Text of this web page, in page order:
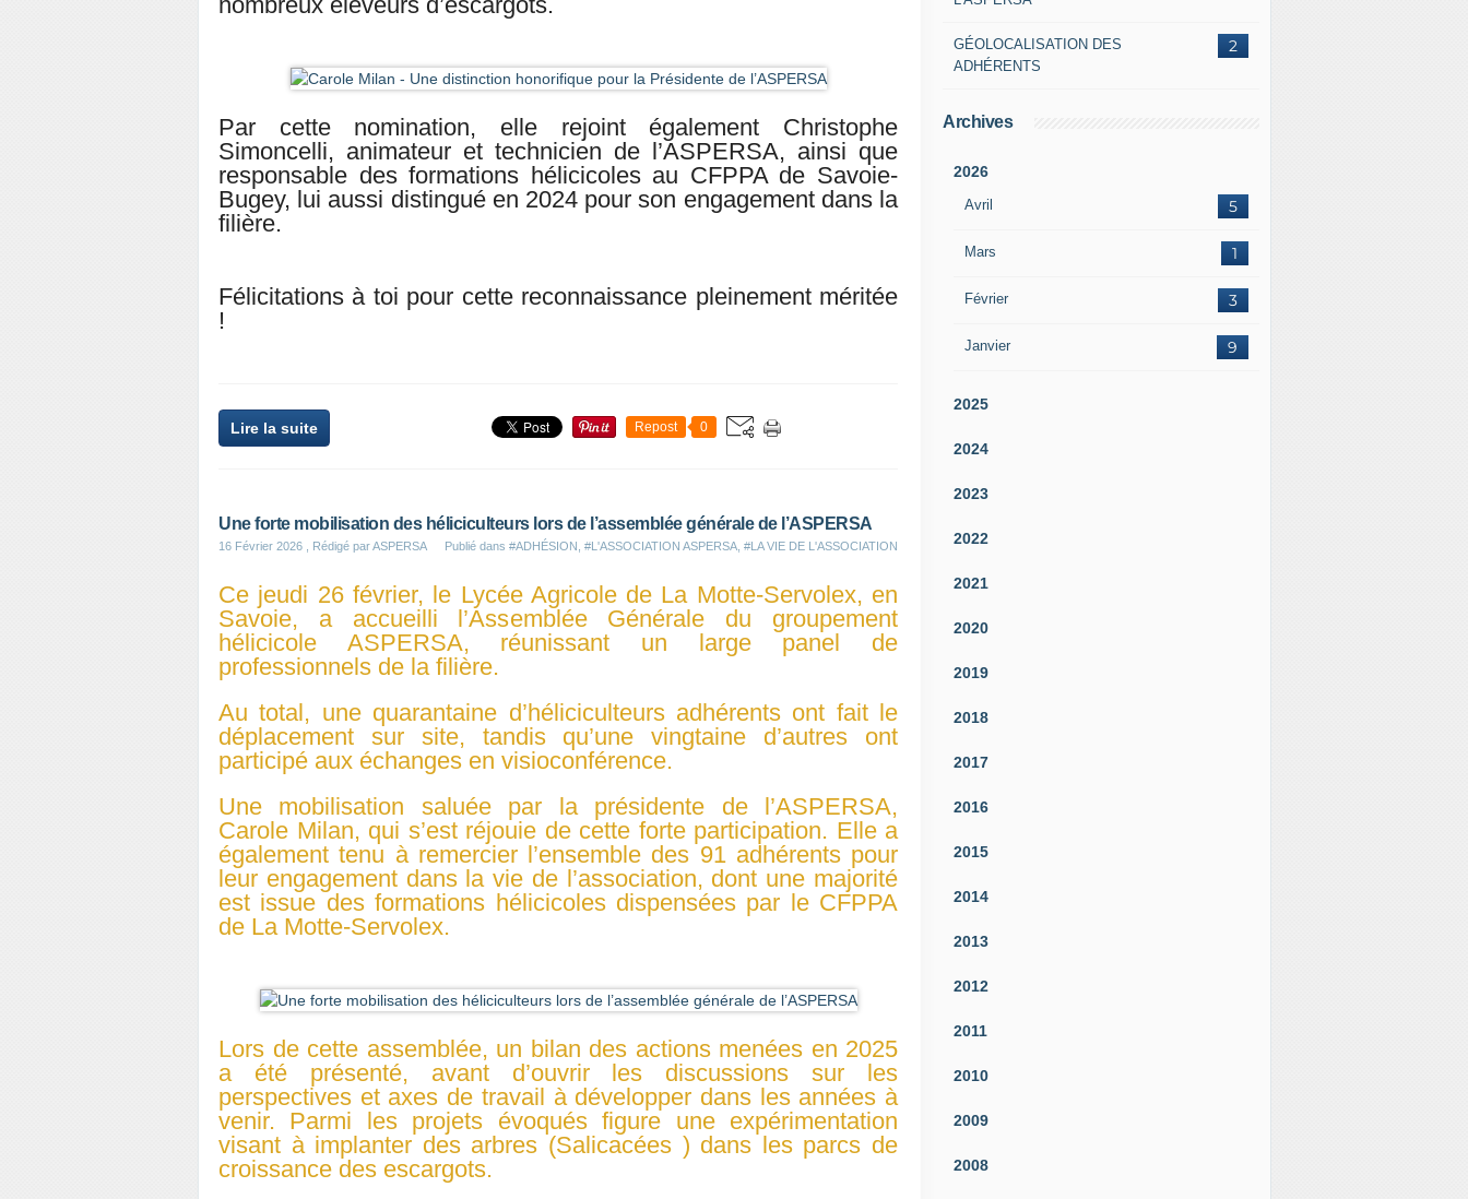
Par cette nomination, elle rejoint également Christophe
Simoncelli, animateur et technicien de l’ASPERSA, ainsi que
responsable des formations hélicicoles au CFPPA de Savoie-
Bugey, lui aussi distingué en 2024 pour son engagement dans la
filière.
Félicitations à toi pour cette reconnaissance pleinement méritée
!
Lire la suite Repost 0
Une forte mobilisation des héliciculteurs lors de l’assemblée générale de l’ASPERSA
16 Février 2026 , Rédigé par ASPERSA Publié dans #ADHÉSION #L'ASSOCIATION ASPERSA #LA VIE DE L'ASSOCIATION
Ce jeudi 26 février, le Lycée Agricole de La Motte-Servolex, en
Savoie, a accueilli l’Assemblée Générale du groupement
hélicicole ASPERSA, réunissant un large panel de
professionnels de la filière.
Au total, une quarantaine d’héliciculteurs adhérents ont fait le
déplacement sur site, tandis qu’une vingtaine d’autres ont
participé aux échanges en visioconférence.
Une mobilisation saluée par la présidente de l’ASPERSA,
Carole Milan, qui s’est réjouie de cette forte participation. Elle a
également tenu à remercier l’ensemble des 91 adhérents pour
leur engagement dans la vie de l’association, dont une majorité
est issue des formations hélicicoles dispensées par le CFPPA
de La Motte-Servolex.
Lors de cette assemblée, un bilan des actions menées en 2025
a été présenté, avant d’ouvrir les discussions sur les
perspectives et axes de travail à développer dans les années à
venir. Parmi les projets évoqués figure une expérimentation
visant à implanter des arbres (Salicacées ) dans les parcs de
croissance des escargots.
2
GÉOLOCALISATION DES
ADHÉRENTS
Archives
2026
Avril 5
Mars 1
Février 3
Janvier 9
2025
2024
2023
2022
2021
2020
2019
2018
2017
2016
2015
2014
2013
2012
2011
2010
2009
2008